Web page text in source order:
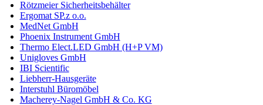
Rötzmeier Sicherheitsbehälter
Ergomat SP.z o.o.
MedNet GmbH
Phoenix Instrument GmbH
Thermo Elect.LED GmbH (H+P VM)
Unigloves GmbH
IBI Scientific
Liebherr-Hausgeräte
Interstuhl Büromöbel
Macherey-Nagel GmbH & Co. KG